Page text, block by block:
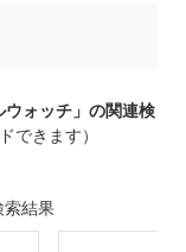
ォッチ」の関連検
できます）
索結果